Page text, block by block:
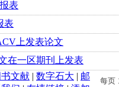
表
表
上发表论文
在一区期刊上发表
每页
书文献 | 数字石大 | 邮